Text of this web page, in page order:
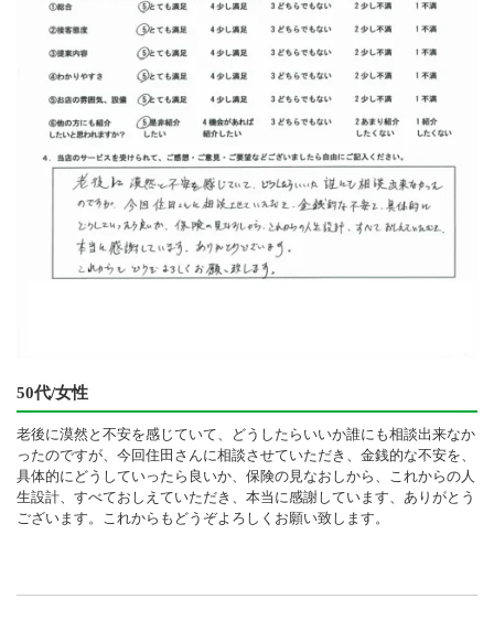
50代/女性
老後に漠然と不安を感じていて、どうしたらいいか誰にも相談出来なか
ったのですが、今回住田さんに相談させていただき、金銭的な不安を、
具体的にどうしていったら良いか、保険の見なおしから、これからの人
生設計、すべておしえていただき、本当に感謝しています、ありがとう
ございます。これからもどうぞよろしくお願い致します。